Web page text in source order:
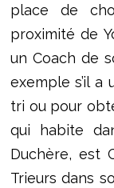
place de
proximité de
un Coach de
exemple s’il a
tri ou pour
qui habite
Duchère, est
Trieurs dans